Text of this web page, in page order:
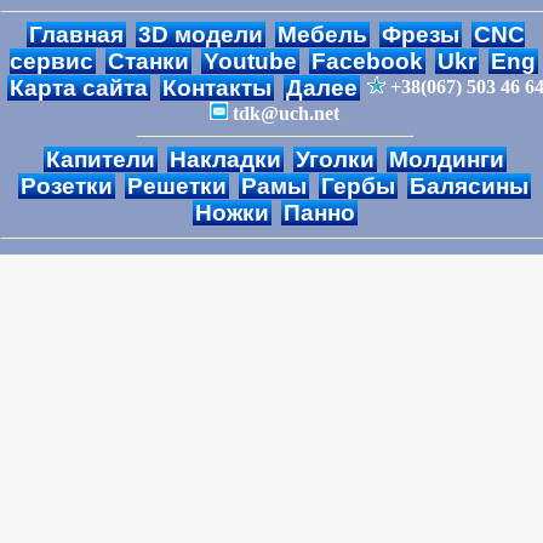
Главная 3D модели Мебель Фрезы CNC
сервис Станки Youtube Facebook Ukr Eng
Карта сайта Контакты Далее
+38(067) 503 46 64
tdk@uch.net
Капители Накладки Уголки Молдинги
Розетки Решетки Рамы Гербы Балясины
Ножки Панно